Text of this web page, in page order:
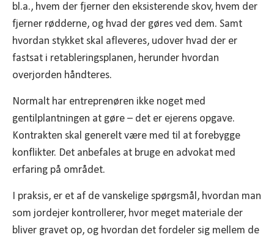
bl.a., hvem der fjerner den eksisterende skov, hvem der
fjerner rødderne, og hvad der gøres ved dem. Samt
hvordan stykket skal afleveres, udover hvad der er
fastsat i retableringsplanen, herunder hvordan
overjorden håndteres.
Normalt har entreprenøren ikke noget med
gentilplantningen at gøre – det er ejerens opgave.
Kontrakten skal generelt være med til at forebygge
konflikter. Det anbefales at bruge en advokat med
erfaring på området.
I praksis, er et af de vanskelige spørgsmål, hvordan man
som jordejer kontrollerer, hvor meget materiale der
bliver gravet op, og hvordan det fordeler sig mellem de